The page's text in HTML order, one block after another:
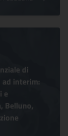
di
interim:
e
Belluno,